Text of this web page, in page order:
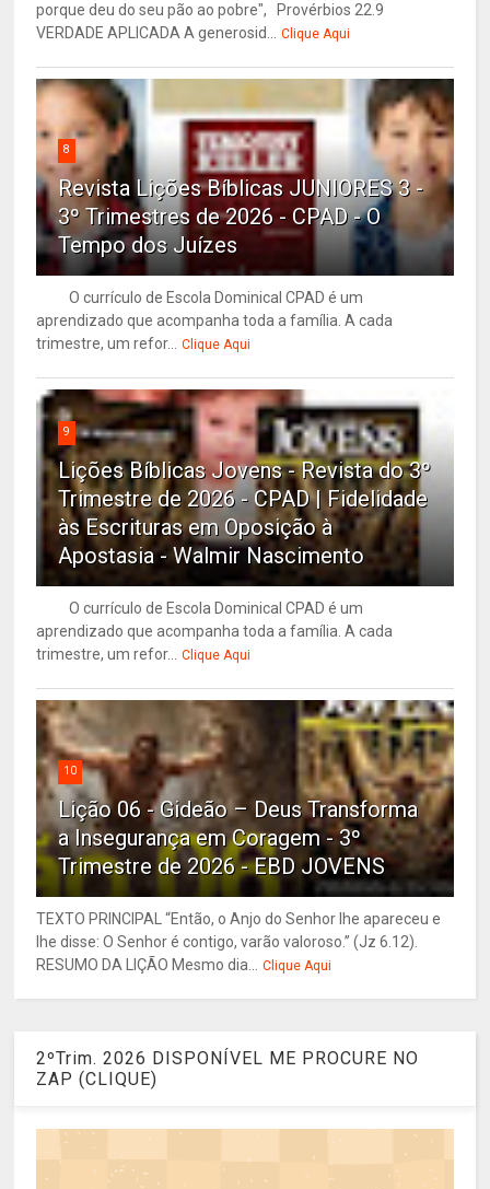
porque deu do seu pão ao pobre", Provérbios 22.9
VERDADE APLICADA A generosid... Clique Aqui
8
Revista Lições Bíblicas JUNIORES 3 -
3º Trimestres de 2026 - CPAD - O
Tempo dos Juízes
O currículo de Escola Dominical CPAD é um
aprendizado que acompanha toda a família. A cada
trimestre, um refor... Clique Aqui
9
Lições Bíblicas Jovens - Revista do 3º
Trimestre de 2026 - CPAD | Fidelidade
às Escrituras em Oposição à
Apostasia - Walmir Nascimento
O currículo de Escola Dominical CPAD é um
aprendizado que acompanha toda a família. A cada
trimestre, um refor... Clique Aqui
10
Lição 06 - Gideão – Deus Transforma
a Insegurança em Coragem - 3º
Trimestre de 2026 - EBD JOVENS
TEXTO PRINCIPAL “Então, o Anjo do Senhor lhe apareceu e
lhe disse: O Senhor é contigo, varão valoroso.” (Jz 6.12).
RESUMO DA LIÇÃO Mesmo dia... Clique Aqui
2ºTrim. 2026 DISPONÍVEL ME PROCURE NO
ZAP (CLIQUE)